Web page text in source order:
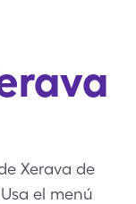
Xerava de
el menú